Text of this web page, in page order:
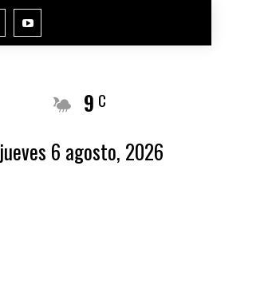
9 C
jueves 6 agosto, 2026